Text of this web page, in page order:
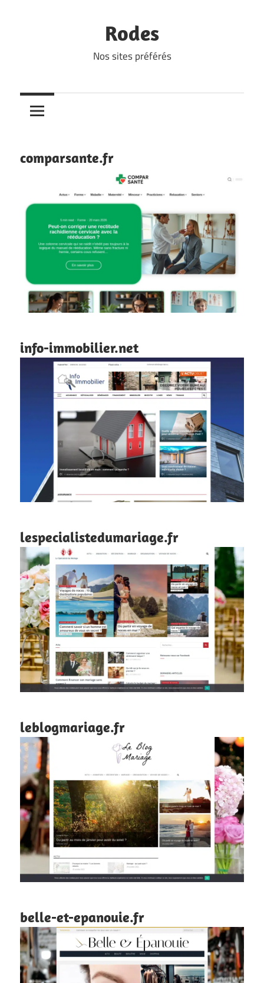
Rodes
Nos sites préférés
comparsante.fr
info-immobilier.net
lespecialistedumariage.fr
leblogmariage.fr
belle-et-epanouie.fr